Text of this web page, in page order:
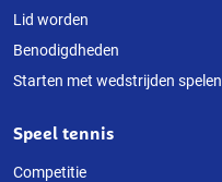
Lid worden
Benodigdheden
Starten met wedstrijden spelen
Speel tennis
Competitie